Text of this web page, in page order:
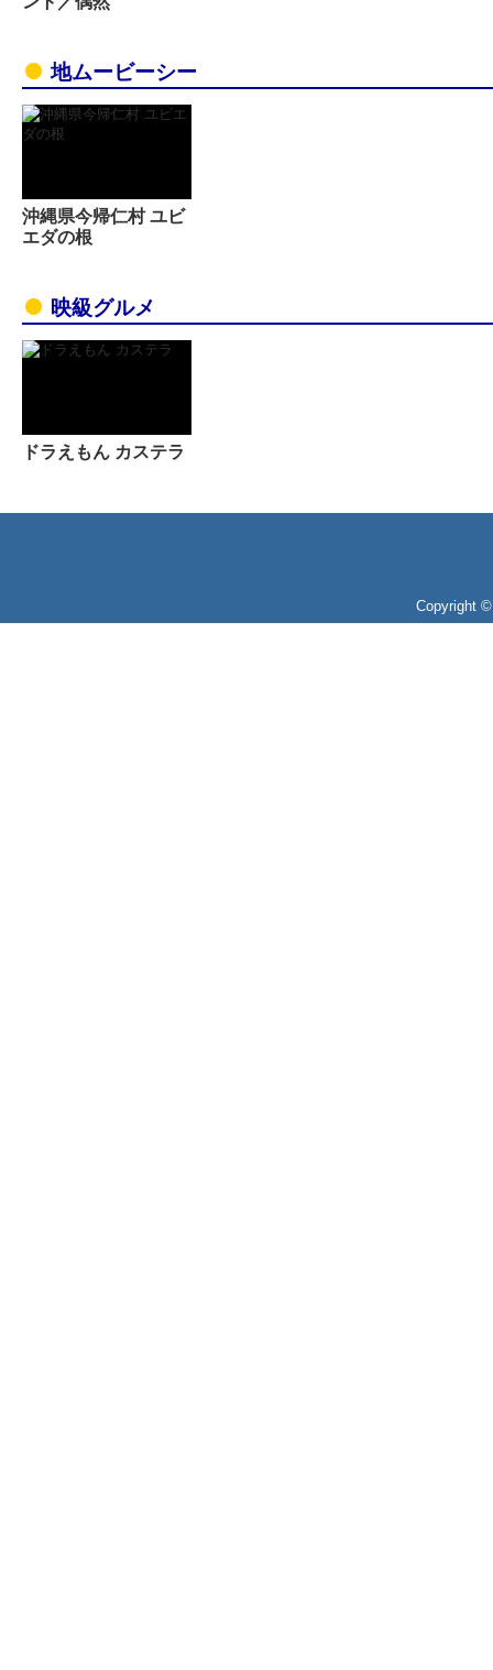
地ムービーシー
沖縄県今帰仁村 ユビ
エダの根
映級グルメ
ドラえもん カステラ
Copyright